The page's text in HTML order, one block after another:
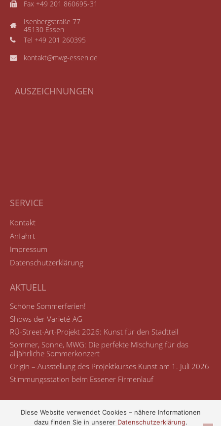
Fax +49 201 860695-31
Isenbergstraße 77
45130 Essen
Tel +49 201 260395
kontakt@mwg-essen.de
AUSZEICHNUNGEN
SERVICE
Kontakt
Anfahrt
Impressum
Datenschutzerklärung
AKTUELL
Schöne Sommerferien!
Shows der Varieté-AG
RÜ-Street-Art-Projekt 2026: Kunst für den Stadtteil
Sommer, Sonne, MWG: Die perfekte Mischung für das
alljährliche Sommerkonzert
Origin – Ausstellung des Projektkurses Kunst am 1. Juli 2026
Stimmungsstation beim Essener Firmenlauf
Diese Website verwendet Cookies – nähere Informationen
dazu finden Sie in unserer Datenschutzerklärung.